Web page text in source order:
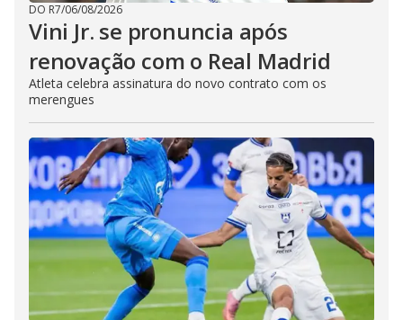
DO R7/06/08/2026
Vini Jr. se pronuncia após
renovação com o Real Madrid
Atleta celebra assinatura do novo contrato com os
merengues